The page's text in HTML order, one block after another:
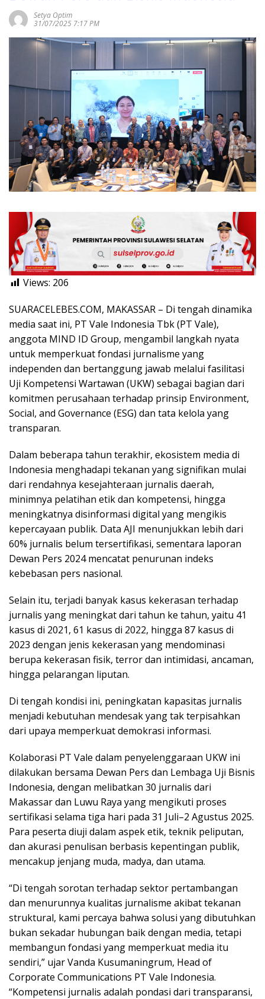
Setya Optim
31/07/2025 7:17 PM
Views: 206
SUARACELEBES.COM, MAKASSAR – Di tengah dinamika
media saat ini, PT Vale Indonesia Tbk (PT Vale),
anggota MIND ID Group, mengambil langkah nyata
untuk memperkuat fondasi jurnalisme yang
independen dan bertanggung jawab melalui fasilitasi
Uji Kompetensi Wartawan (UKW) sebagai bagian dari
komitmen perusahaan terhadap prinsip Environment,
Social, and Governance (ESG) dan tata kelola yang
transparan.
Dalam beberapa tahun terakhir, ekosistem media di
Indonesia menghadapi tekanan yang signifikan mulai
dari rendahnya kesejahteraan jurnalis daerah,
minimnya pelatihan etik dan kompetensi, hingga
meningkatnya disinformasi digital yang mengikis
kepercayaan publik. Data AJI menunjukkan lebih dari
60% jurnalis belum tersertifikasi, sementara laporan
Dewan Pers 2024 mencatat penurunan indeks
kebebasan pers nasional.
Selain itu, terjadi banyak kasus kekerasan terhadap
jurnalis yang meningkat dari tahun ke tahun, yaitu 41
kasus di 2021, 61 kasus di 2022, hingga 87 kasus di
2023 dengan jenis kekerasan yang mendominasi
berupa kekerasan fisik, terror dan intimidasi, ancaman,
hingga pelarangan liputan.
Di tengah kondisi ini, peningkatan kapasitas jurnalis
menjadi kebutuhan mendesak yang tak terpisahkan
dari upaya memperkuat demokrasi informasi.
Kolaborasi PT Vale dalam penyelenggaraan UKW ini
dilakukan bersama Dewan Pers dan Lembaga Uji Bisnis
Indonesia, dengan melibatkan 30 jurnalis dari
Makassar dan Luwu Raya yang mengikuti proses
sertifikasi selama tiga hari pada 31 Juli–2 Agustus 2025.
Para peserta diuji dalam aspek etik, teknik peliputan,
dan akurasi penulisan berbasis kepentingan publik,
mencakup jenjang muda, madya, dan utama.
“Di tengah sorotan terhadap sektor pertambangan
dan menurunnya kualitas jurnalisme akibat tekanan
struktural, kami percaya bahwa solusi yang dibutuhkan
bukan sekadar hubungan baik dengan media, tetapi
membangun fondasi yang memperkuat media itu
sendiri,” ujar Vanda Kusumaningrum, Head of
Corporate Communications PT Vale Indonesia.
“Kompetensi jurnalis adalah pondasi dari transparansi,